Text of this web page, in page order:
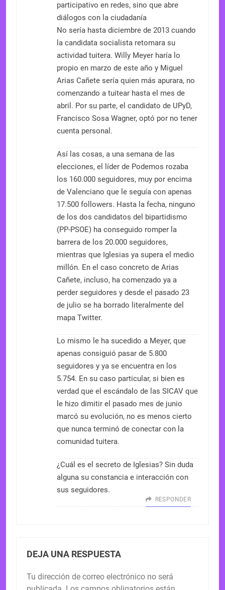
participativo en redes, sino que abre
diálogos con la ciudadanía
No sería hasta diciembre de 2013 cuando
la candidata socialista retomara su
actividad tuitera. Willy Meyer haría lo
propio en marzo de este año y Miguel
Arias Cañete sería quien más apurara, no
comenzando a tuitear hasta el mes de
abril. Por su parte, el candidato de UPyD,
Francisco Sosa Wagner, optó por no tener
cuenta personal.
Así las cosas, a una semana de las
elecciones, el líder de Podemos rozaba
los 160.000 seguidores, muy por encima
de Valenciano que le seguía con apenas
17.500 followers. Hasta la fecha, ninguno
de los dos candidatos del bipartidismo
(PP-PSOE) ha conseguido romper la
barrera de los 20.000 seguidores,
mientras que Iglesias ya supera el medio
millón. En el caso concreto de Arias
Cañete, incluso, ha comenzado ya a
perder seguidores y desde el pasado 23
de julio se ha borrado literalmente del
mapa Twitter.
Lo mismo le ha sucedido a Meyer, que
apenas consiguió pasar de 5.800
seguidores y ya se encuentra en los
5.754. En su caso particular, si bien es
verdad que el escándalo de las SICAV que
le hizo dimitir el pasado mes de junio
marcó su evolución, no es menos cierto
que nunca terminó de conectar con la
comunidad tuitera.
¿Cuál es el secreto de Iglesias? Sin duda
alguna su constancia e interacción con
sus seguidores.
RESPONDER
DEJA UNA RESPUESTA
Tu dirección de correo electrónico no será